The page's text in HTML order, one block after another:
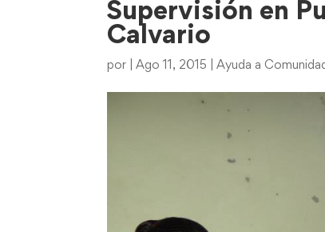
Supervisión en
Calvario
por |Ago 11, 2015 |Ayuda a